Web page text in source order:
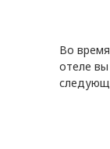
Во
отеле